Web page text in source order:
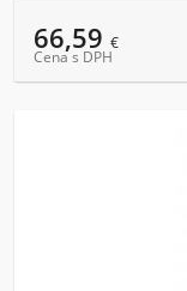
66,59 €
Cena s DPH